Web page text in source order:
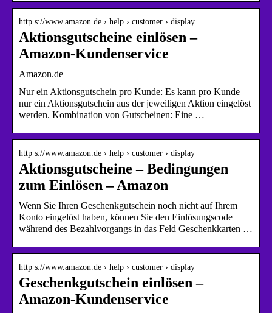
http s://www.amazon.de › help › customer › display
Aktionsgutscheine einlösen –
Amazon-Kundenservice
Amazon.de
Nur ein Aktionsgutschein pro Kunde: Es kann pro Kunde
nur ein Aktionsgutschein aus der jeweiligen Aktion eingelöst
werden. Kombination von Gutscheinen: Eine …
http s://www.amazon.de › help › customer › display
Aktionsgutscheine – Bedingungen
zum Einlösen – Amazon
Wenn Sie Ihren Geschenkgutschein noch nicht auf Ihrem
Konto eingelöst haben, können Sie den Einlösungscode
während des Bezahlvorgangs in das Feld Geschenkkarten …
http s://www.amazon.de › help › customer › display
Geschenkgutschein einlösen –
Amazon-Kundenservice